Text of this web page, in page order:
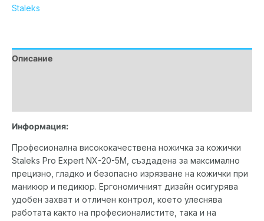
Staleks
Описание
Информация:
Професионална висококачествена ножичка за кожички
Staleks Pro Expert NX-20-5M, създадена за максимално
прецизно, гладко и безопасно изрязване на кожички при
маникюр и педикюр. Ергономичният дизайн осигурява
удобен захват и отличен контрол, което улеснява
работата както на професионалистите, така и на